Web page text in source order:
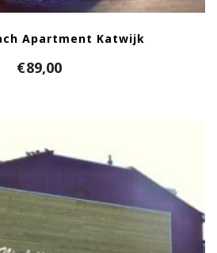
Apartment Katwijk
€89,00